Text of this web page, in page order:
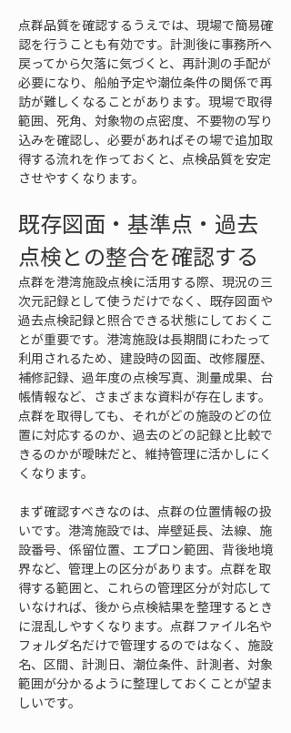
点群品質を確認するうえでは、現場で簡易確
認を行うことも有効です。計測後に事務所へ
戻ってから欠落に気づくと、再計測の手配が
必要になり、船舶予定や潮位条件の関係で再
訪が難しくなることがあります。現場で取得
範囲、死角、対象物の点密度、不要物の写り
込みを確認し、必要があればその場で追加取
得する流れを作っておくと、点検品質を安定
させやすくなります。
既存図面・基準点・過去
点検との整合を確認する
点群を港湾施設点検に活用する際、現況の三
次元記録として使うだけでなく、既存図面や
過去点検記録と照合できる状態にしておくこ
とが重要です。港湾施設は長期間にわたって
利用されるため、建設時の図面、改修履歴、
補修記録、過年度の点検写真、測量成果、台
帳情報など、さまざまな資料が存在します。
点群を取得しても、それがどの施設のどの位
置に対応するのか、過去のどの記録と比較で
きるのかが曖昧だと、維持管理に活かしにく
くなります。
まず確認すべきなのは、点群の位置情報の扱
いです。港湾施設では、岸壁延長、法線、施
設番号、係留位置、エプロン範囲、背後地境
界など、管理上の区分があります。点群を取
得する範囲と、これらの管理区分が対応して
いなければ、後から点検結果を整理するとき
に混乱しやすくなります。点群ファイル名や
フォルダ名だけで管理するのではなく、施設
名、区間、計測日、潮位条件、計測者、対象
範囲が分かるように整理しておくことが望ま
しいです。